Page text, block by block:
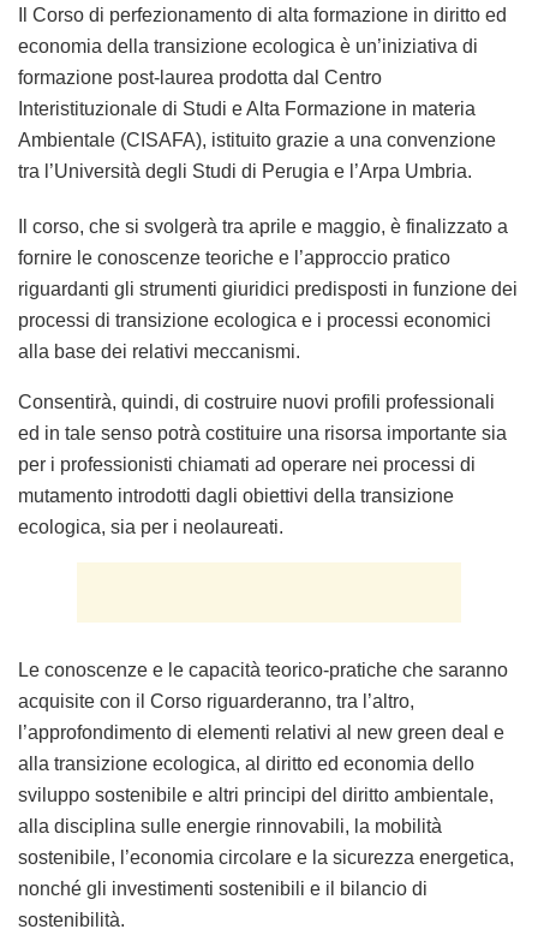
Il Corso di perfezionamento di alta formazione in diritto ed
economia della transizione ecologica è un’iniziativa di
formazione post-laurea prodotta dal Centro
Interistituzionale di Studi e Alta Formazione in materia
Ambientale (CISAFA), istituito grazie a una convenzione
tra l’Università degli Studi di Perugia e l’Arpa Umbria.
Il corso, che si svolgerà tra aprile e maggio, è finalizzato a
fornire le conoscenze teoriche e l’approccio pratico
riguardanti gli strumenti giuridici predisposti in funzione dei
processi di transizione ecologica e i processi economici
alla base dei relativi meccanismi.
Consentirà, quindi, di costruire nuovi profili professionali
ed in tale senso potrà costituire una risorsa importante sia
per i professionisti chiamati ad operare nei processi di
mutamento introdotti dagli obiettivi della transizione
ecologica, sia per i neolaureati.
Le conoscenze e le capacità teorico-pratiche che saranno
acquisite con il Corso riguarderanno, tra l’altro,
l’approfondimento di elementi relativi al new green deal e
alla transizione ecologica, al diritto ed economia dello
sviluppo sostenibile e altri principi del diritto ambientale,
alla disciplina sulle energie rinnovabili, la mobilità
sostenibile, l’economia circolare e la sicurezza energetica,
nonché gli investimenti sostenibili e il bilancio di
sostenibilità.